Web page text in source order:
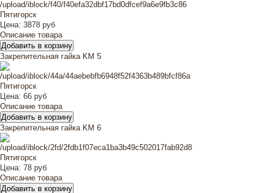
Цена: 3878 руб
Описание товара
Закрепительная гайка KM 5
Цена: 66 руб
Описание товара
Закрепительная гайка KM 6
Цена: 78 руб
Описание товара